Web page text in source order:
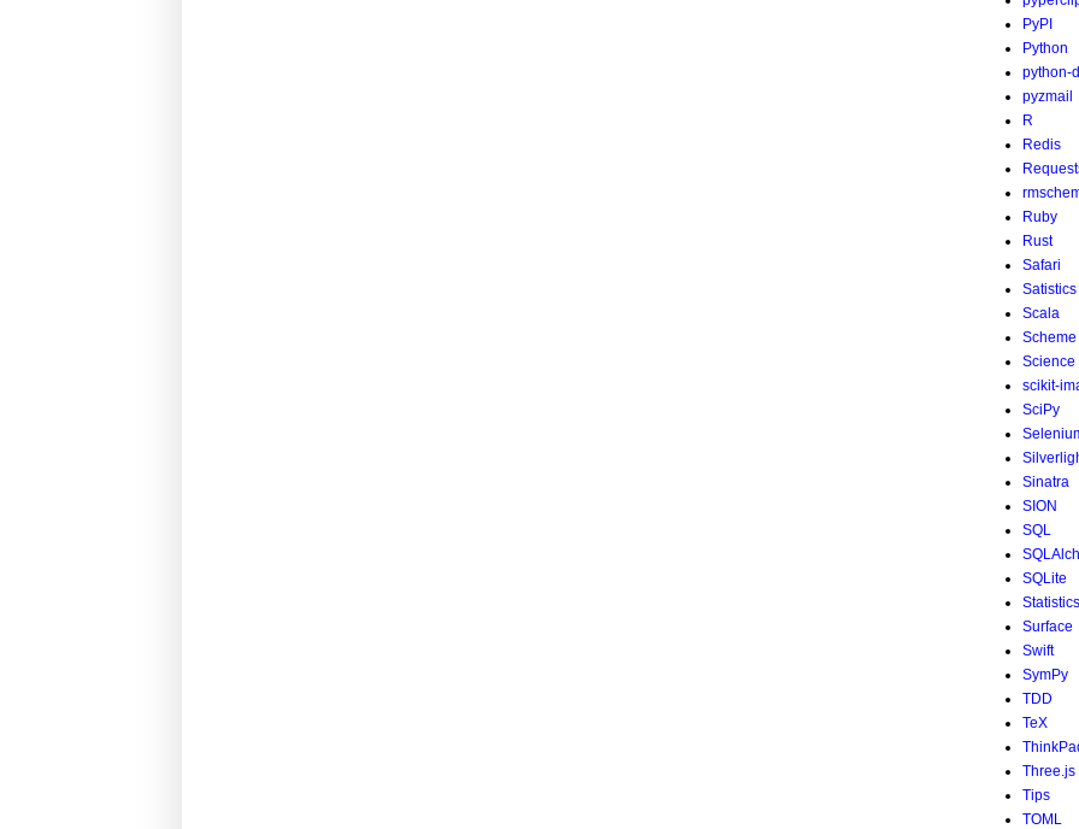
PyPI
Python
python-
pyzmail
R
Redis
Ruby
Rust
Safari
Satistics
Scala
Scheme
Science
scikit-
SciPy
Sinatra
SION
SQL
SQLite
Statistics
Surface
Swift
SymPy
TDD
TeX
Three.js
Tips
TOML